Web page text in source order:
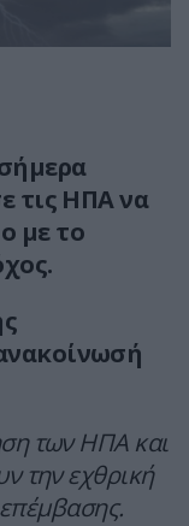
τις ΗΠΑ να
με το
των ΗΠΑ και
την εχθρική
επέμβασης.